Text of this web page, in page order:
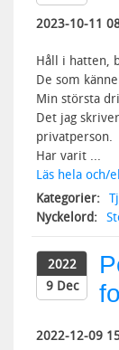
2023-10-11
Håll i hatten,
De som
Min största
Det jag
privatperson.
Har varit ...
Läs hela
Kategorier:
Nyckelord:
2022
9 Dec
2022-12-09